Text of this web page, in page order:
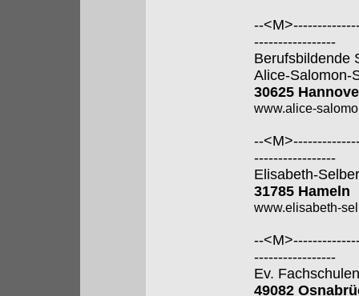
--
-----------------
Berufsbildende
Alice-Salomon-
30625
www.alice-
--
-----------------
Elisabeth-
31785 Hameln
www.elisabeth-
--
-----------------
Ev.
49082